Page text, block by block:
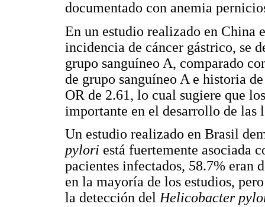
documentado con anemia
En un estudio realizado en China
incidencia de cáncer gástrico, se
grupo sanguíneo A, comparado
de grupo sanguíneo A e historia
OR de 2.61, lo cual sugiere que
importante en el desarrollo de las
Un estudio realizado en Brasil
pylori está fuertemente asociada
pacientes infectados, 58.7%
en la mayoría de los estudios,
la detección del Helicobacter